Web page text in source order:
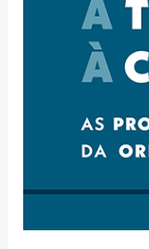
promessas
Ordem